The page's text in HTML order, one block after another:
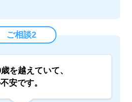
ご相談2
を越えていて、
安です。